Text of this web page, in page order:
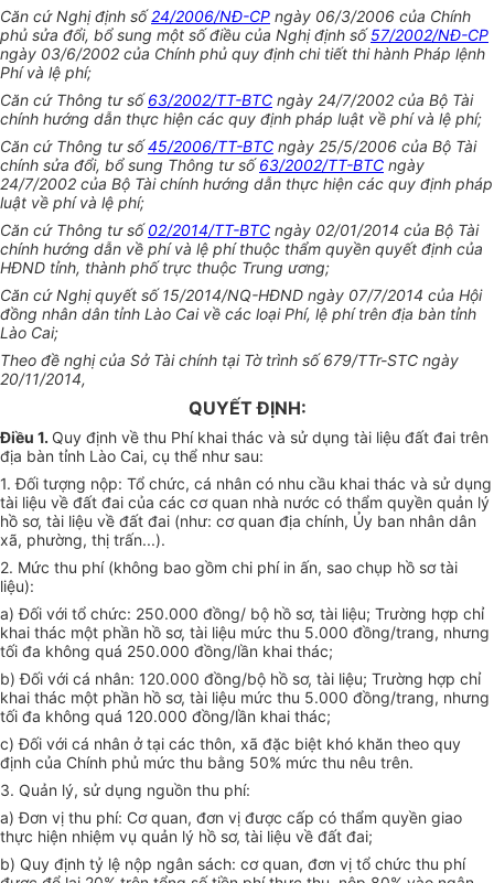
Căn cứ Nghị định số24/2006/NĐ-CP ngày 06/3/2006 của Chính
phủ sửa đổi, bổ sung một số điều của Nghị định số57/2002/NĐ-CP
ngày 03/6/2002 của Chính phủ quy định chi tiết thi hành Pháp lệnh
Phí và lệ phí;
Căn cứ Thông tư số63/2002/TT-BTC ngày 24/7/2002 của Bộ Tài
chính hướng dẫn thực hiện các quy định pháp luật về phí và lệ phí;
Căn cứ Thông tư số45/2006/TT-BTC ngày 25/5/2006 của Bộ Tài
chính sửa đổi, bổ sung Thông tư số63/2002/TT-BTC ngày
24/7/2002 của Bộ Tài chính hướng dẫn thực hiện các quy định pháp
luật về phí và lệ phí;
Căn cứ Thông tư số02/2014/TT-BTC ngày 02/01/2014 của Bộ Tài
chính hướng dẫn về phí và lệ phí thuộc thẩm quyền quyết định của
HĐND tỉnh, thành phố trực thuộc Trung ương;
Căn cứ Nghị quyết số 15/2014/NQ-HĐND ngày 07/7/2014 của Hội
đồng nhân dân tỉnh Lào Cai về các loại Phí, lệ phí trên địa bàn tỉnh
Lào Cai;
Theo đề nghị của Sở Tài chính tại Tờ trình số 679/TTr-STC ngày
20/11/2014,
QUYẾT ĐỊNH:
Điều 1. Quy định về thu Phí khai thác và sử dụng tài liệu đất đai trên
địa bàn tỉnh Lào Cai, cụ thể như sau:
1. Đối tượng nộp: Tổ chức, cá nhân có nhu cầu khai thác và sử dụng
tài liệu về đất đai của các cơ quan nhà nước có thẩm quyền quản lý
hồ sơ, tài liệu về đất đai (như: cơ quan địa chính, Ủy ban nhân dân
xã, phường, thị trấn...).
2. Mức thu phí (không bao gồm chi phí in ấn, sao chụp hồ sơ tài
liệu):
a) Đối với tổ chức: 250.000 đồng/ bộ hồ sơ, tài liệu; Trường hợp chỉ
khai thác một phần hồ sơ, tài liệu mức thu 5.000 đồng/trang, nhưng
tối đa không quá 250.000 đồng/lần khai thác;
b) Đối với cá nhân: 120.000 đồng/bộ hồ sơ, tài liệu; Trường hợp chỉ
khai thác một phần hồ sơ, tài liệu mức thu 5.000 đồng/trang, nhưng
tối đa không quá 120.000 đồng/lần khai thác;
c) Đối với cá nhân ở tại các thôn, xã đặc biệt khó khăn theo quy
định của Chính phủ mức thu bằng 50% mức thu nêu trên.
3. Quản lý, sử dụng nguồn thu phí:
a) Đơn vị thu phí: Cơ quan, đơn vị được cấp có thẩm quyền giao
thực hiện nhiệm vụ quản lý hồ sơ, tài liệu về đất đai;
b) Quy định tỷ lệ nộp ngân sách: cơ quan, đơn vị tổ chức thu phí